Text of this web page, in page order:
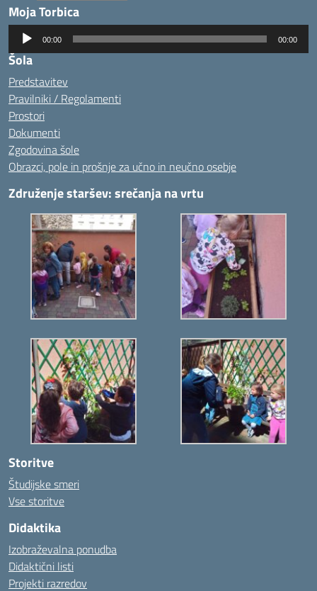
Moja Torbica
Predvajalnik
zvoka
00:00 00:00
Šola
Predstavitev
Pravilniki / Regolamenti
Prostori
Dokumenti
Zgodovina šole
Obrazci, pole in prošnje za učno in neučno osebje
Združenje staršev: srečanja na vrtu
Storitve
Študijske smeri
Vse storitve
Didaktika
Izobraževalna ponudba
Didaktični listi
Projekti razredov